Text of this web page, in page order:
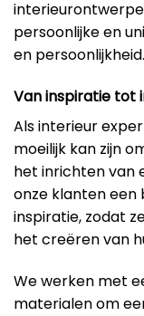
persoonlijke en
en persoonlijkheid.
Van inspiratie tot
Als interieur
moeilijk kan zijn
het inrichten van
onze klanten een
inspiratie, zodat
het creëren van
We werken met
materialen om